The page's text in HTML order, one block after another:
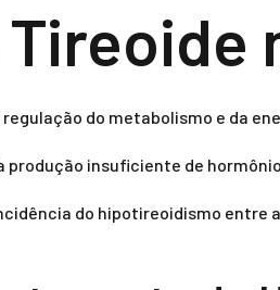
Tireoide
do metabolismo e da
produção insuficiente de
do hipotireoidismo